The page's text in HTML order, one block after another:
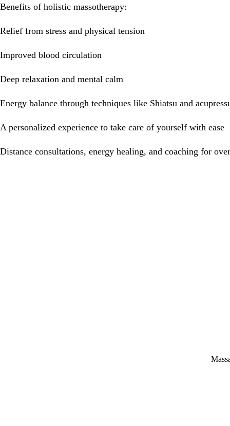
Benefits of holistic massotherapy:
Relief from stress and physical tension
Improved blood circulation
Deep relaxation and mental calm
Energy balance through techniques like Shiatsu and
A personalized experience to take care of yourself with ease
Distance consultations, energy healing, and coaching for